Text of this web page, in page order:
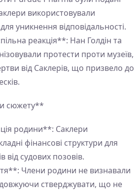
використовували
уникнення відповідальності.
реакція**: Нан Голдін та
протести проти музеїв,
від Саклерів, що призвело до
сюжету**
родини**: Саклери
фінансові структури для
від судових позовів.
Члени родини не визнавали
стверджувати, що не